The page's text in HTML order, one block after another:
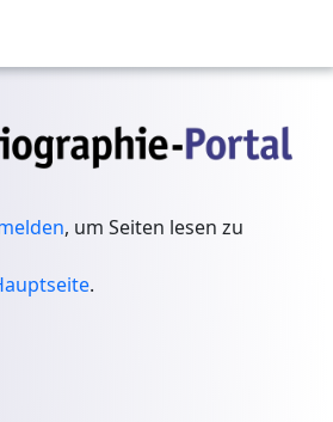
, um Seiten lesen zu
.